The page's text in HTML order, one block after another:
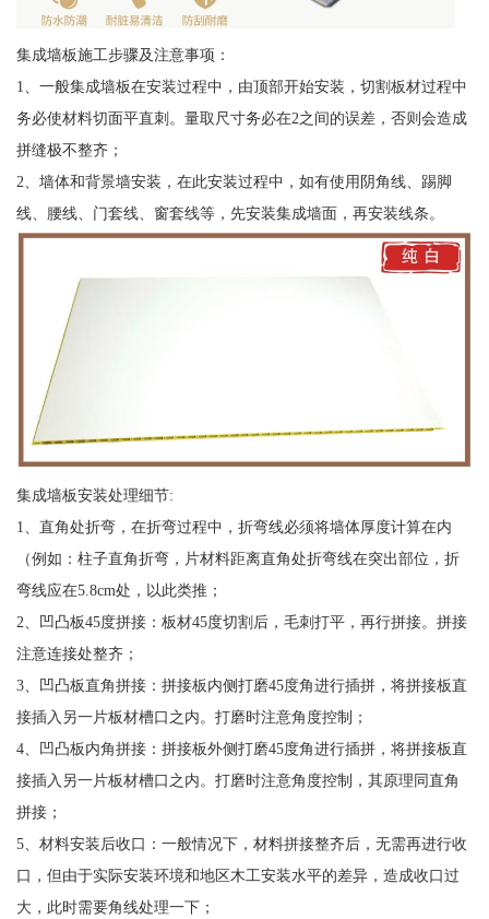
集成墙板施工步骤及注意事项：
1、一般集成墙板在安装过程中，由顶部开始安装，切割板材过程中
务必使材料切面平直刺。量取尺寸务必在2之间的误差，否则会造成
拼缝极不整齐；
2、墙体和背景墙安装，在此安装过程中，如有使用阴角线、踢脚
线、腰线、门套线、窗套线等，先安装集成墙面，再安装线条。
集成墙板安装处理细节:
1、直角处折弯，在折弯过程中，折弯线必须将墙体厚度计算在内
（例如：柱子直角折弯，片材料距离直角处折弯线在突出部位，折
弯线应在5.8cm处，以此类推；
2、凹凸板45度拼接：板材45度切割后，毛刺打平，再行拼接。拼接
注意连接处整齐；
3、凹凸板直角拼接：拼接板内侧打磨45度角进行插拼，将拼接板直
接插入另一片板材槽口之内。打磨时注意角度控制；
4、凹凸板内角拼接：拼接板外侧打磨45度角进行插拼，将拼接板直
接插入另一片板材槽口之内。打磨时注意角度控制，其原理同直角
拼接；
5、材料安装后收口：一般情况下，材料拼接整齐后，无需再进行收
口，但由于实际安装环境和地区木工安装水平的差异，造成收口过
大，此时需要角线处理一下；